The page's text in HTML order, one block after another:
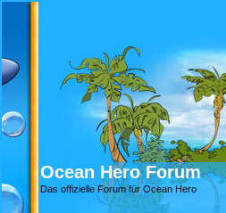
Ocean Hero Forum
Das offizielle Forum für Ocean Hero